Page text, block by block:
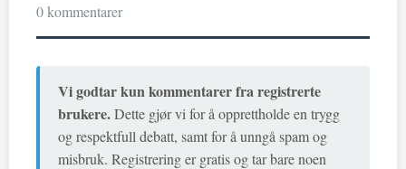
0 kommentarer
Vi godtar kun kommentarer fra registrerte
brukere.Dette gjør vi for å opprettholde en trygg
og respektfull debatt, samt for å unngå spam og
misbruk. Registrering er gratis og tar bare noen